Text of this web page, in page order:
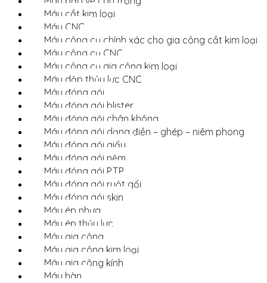
Máy cắt kim loại
Máy CNC
Máy công cụ chính xác cho gia công cắt kim loại
Máy công cụ CNC
Máy công cụ gia công kim loại
Máy dập thủy lực CNC
Máy đóng gói
Máy đóng gói blister
Máy đóng gói chân không
Máy đóng gói dạng điền – ghép – niêm phong
Máy đóng gói giấy
Máy đóng gói nệm
Máy đóng gói P.T.P
Máy đóng gói ruột gối
Máy đóng gói skin
Máy ép nhựa
Máy ép thủy lực
Máy gia công
Máy gia công kim loại
Máy gia công kính
Máy hàn